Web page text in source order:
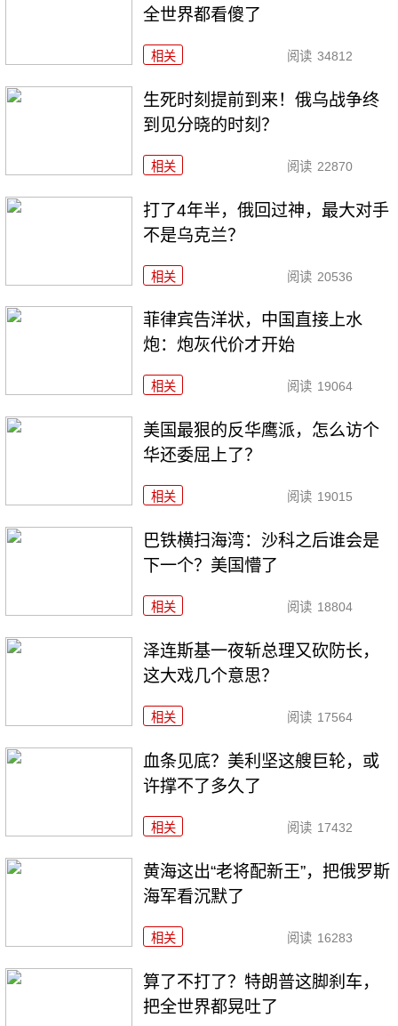
全世界都看傻了
相关 阅读 34812
生死时刻提前到来！俄乌战争终
到见分晓的时刻？
相关 阅读 22870
打了4年半，俄回过神，最大对手
不是乌克兰？
相关 阅读 20536
菲律宾告洋状，中国直接上水
炮：炮灰代价才开始
相关 阅读 19064
美国最狠的反华鹰派，怎么访个
华还委屈上了？
相关 阅读 19015
巴铁横扫海湾：沙科之后谁会是
下一个？美国懵了
相关 阅读 18804
泽连斯基一夜斩总理又砍防长，
这大戏几个意思？
相关 阅读 17564
血条见底？美利坚这艘巨轮，或
许撑不了多久了
相关 阅读 17432
黄海这出“老将配新王”，把俄罗斯
海军看沉默了
相关 阅读 16283
算了不打了？特朗普这脚刹车，
把全世界都晃吐了